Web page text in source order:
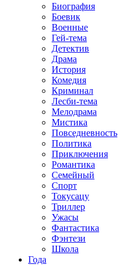
Биография
Боевик
Военные
Гей-тема
Детектив
Драма
История
Комедия
Криминал
Лесби-тема
Мелодрама
Мистика
Повседневность
Политика
Приключения
Романтика
Семейный
Спорт
Токусацу
Триллер
Ужасы
Фантастика
Фэнтези
Школа
Года